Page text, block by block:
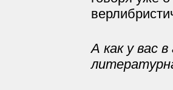
А как у вас